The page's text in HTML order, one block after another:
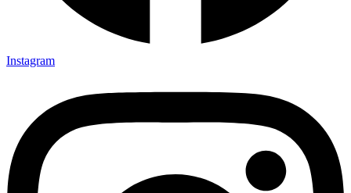
Instagram